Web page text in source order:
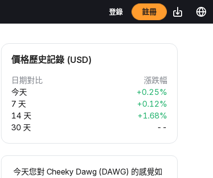
登錄 註冊
價格歷史記錄 (USD)
日期對比
漲跌幅
今天
+0.25%
7 天
+0.12%
14 天
+1.68%
30 天
--
今天您對 Cheeky Dawg (DAWG) 的感覺如